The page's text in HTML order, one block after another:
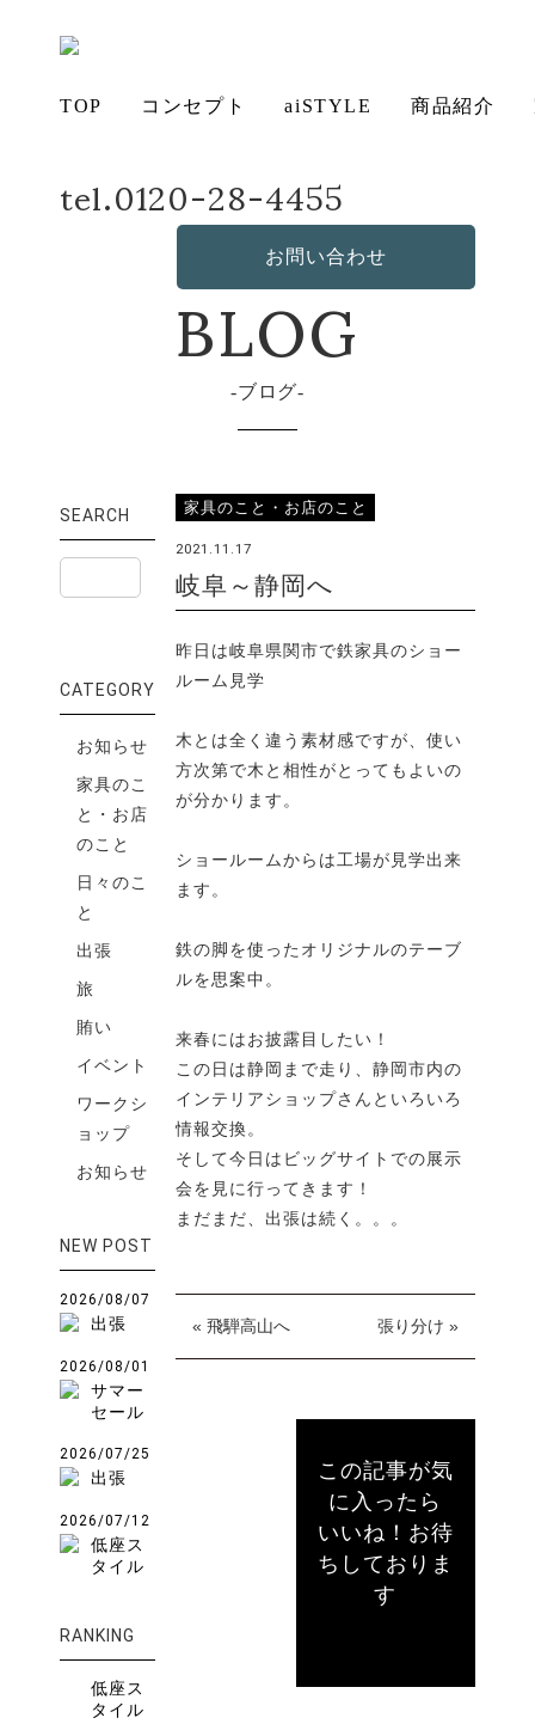
TOP コンセプト
いて
保証につ
aiSTYLE 商品紹介
ソフ
ベッ
デスク
造
ファ
tel.0120-28-4455
お問い合わせ
BLOG
ブログ
家具のこと・お店のこと
2021.11.17
岐阜～静岡へ
昨日は岐阜県関市で鉄家具のショー
ルーム見学
木とは全く違う素材感ですが、使い
方次第で木と相性がとってもよいの
が分かります。
ショールームからは工場が見学出来
ます。
鉄の脚を使ったオリジナルのテーブ
ルを思案中。
来春にはお披露目したい！
この日は静岡まで走り、静岡市内の
インテリアショップさんといろいろ
情報交換。
そして今日はビッグサイトでの展示
会を見に行ってきます！
まだまだ、出張は続く。。。
« 飛騨高山へ 張り分け »
この記事が気
に入ったら
いいね！お待
ちしておりま
す
SEARCH
CATEGORY
お知らせ
家具のこ
と・お店
のこと
日々のこ
と
出張
旅
賄い
イベント
ワークシ
ョップ
お知らせ
NEW POST
2026/08/07
出張
2026/08/01
サマー
セール
2026/07/25
出張
2026/07/12
低座ス
タイル
RANKING
低座ス
タイル